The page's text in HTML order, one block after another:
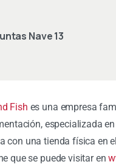
Nave 13
Fish es una empresa
especializada
con una tienda física en
que se puede visitar en